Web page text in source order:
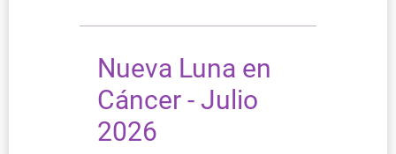
Nueva Luna en
Cáncer - Julio
2026